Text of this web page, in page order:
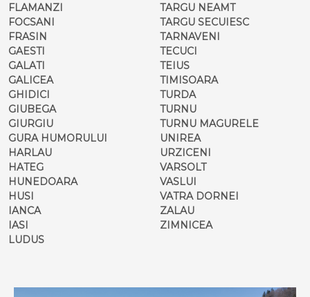
FLAMANZI
FOCSANI
FRASIN
GAESTI
GALATI
GALICEA
GHIDICI
GIUBEGA
GIURGIU
GURA HUMORULUI
HARLAU
HATEG
HUNEDOARA
HUSI
IANCA
IASI
LUDUS
TARGU NEAMT
TARGU SECUIESC
TARNAVENI
TECUCI
TEIUS
TIMISOARA
TURDA
TURNU
TURNU MAGURELE
UNIREA
URZICENI
VARSOLT
VASLUI
VATRA DORNEI
ZALAU
ZIMNICEA